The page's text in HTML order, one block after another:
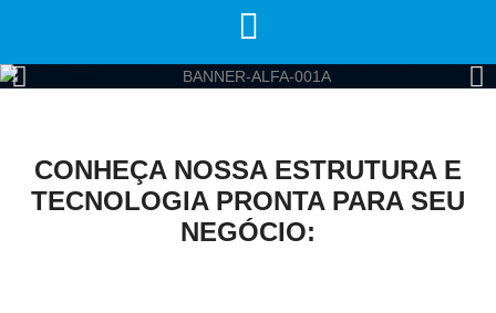
CONHEÇA NOSSA ESTRUTURA E
TECNOLOGIA PRONTA PARA SEU
NEGÓCIO: